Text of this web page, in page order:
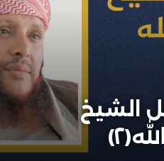
الشيخ